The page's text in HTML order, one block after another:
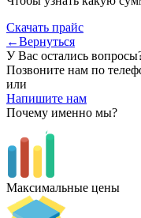
Скачать прайс
←Вернуться
У Вас остались
Позвоните нам по
или
Напишите нам
Почему именно мы?
Максимальные цены